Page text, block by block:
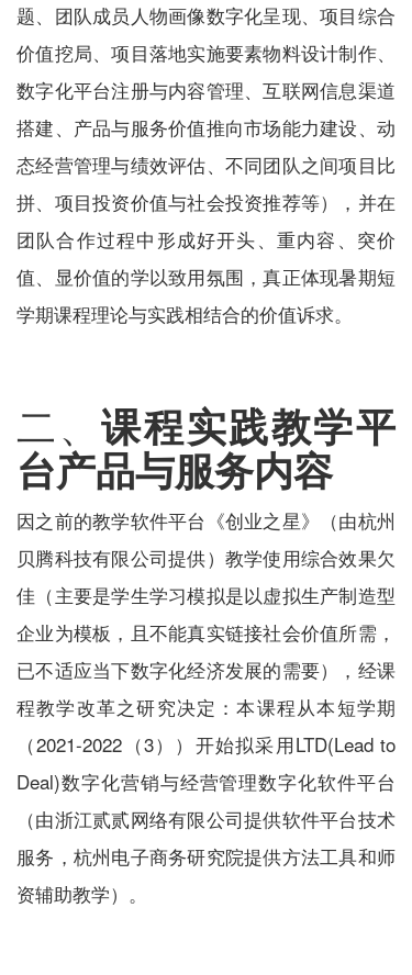
题、团队成员人物画像数字化呈现、项目综合
价值挖局、项目落地实施要素物料设计制作、
数字化平台注册与内容管理、互联网信息渠道
搭建、产品与服务价值推向市场能力建设、动
态经营管理与绩效评估、不同团队之间项目比
拼、项目投资价值与社会投资推荐等），并在
团队合作过程中形成好开头、重内容、突价
值、显价值的学以致用氛围，真正体现暑期短
学期课程理论与实践相结合的价值诉求。
二、课程实践教学平
台产品与服务内容
因之前的教学软件平台《创业之星》（由杭州
贝腾科技有限公司提供）教学使用综合效果欠
佳（主要是学生学习模拟是以虚拟生产制造型
企业为模板，且不能真实链接社会价值所需，
已不适应当下数字化经济发展的需要），经课
程教学改革之研究决定：本课程从本短学期
（2021-2022 （3））开始拟采用LTD(Lead to
Deal)数字化营销与经营管理数字化软件平台
（由浙江贰贰网络有限公司提供软件平台技术
服务 ，杭州电子商务研究院提供方法工具和师
资辅助教学）。